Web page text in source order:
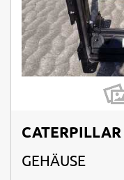
CATERPILLAR
GEHÄUSE